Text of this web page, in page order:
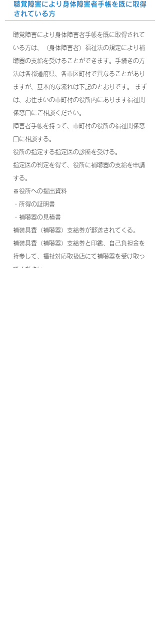
​聴覚障害により身体障害者手帳を既に取得
されている方
聴覚障害により身体障害者手帳を既に取得されて
いる方は、（身体障害者）福祉法の規定により補
聴器の支給を受けることができます。手続きの方
法は各都道府県、各市区町村で異なることがあり
ますが、基本的な流れは下記のとおりです。 まず
は、お住まいの市町村の役所内にあります福祉関
係窓口にご相談ください。
障害者手帳を持って、市町村の役所の福祉関係窓
口に相談する。
役所の指定する指定医の診断を受ける。
指定医の判定を得て、役所に補聴器の支給を申請
する。
※役所への提出資料
・所得の証明書
・補聴器の見積書
補装具費（補聴器）支給券が郵送されてくる。
補装具費（補聴器）支給券と印鑑、自己負担金を
持参して、福祉対応取扱店にて補聴器を受け取っ
てください。